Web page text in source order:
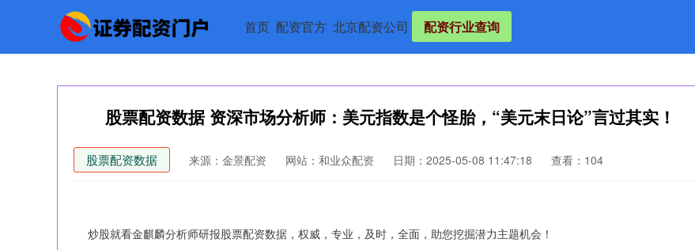
首页 配资官方 北京配资公司 配资行业查询
股票配资数据 资深市场分析师：美元指数是个怪胎，“美元末日论”言过其实！
股票配资数据 来源：金景配资 网站：和业众配资 日期：2025-05-08 11:47:18 查看：104
炒股就看金麒麟分析师研报股票配资数据，权威，专业，及时，全面，助您挖掘潜力主题机会！